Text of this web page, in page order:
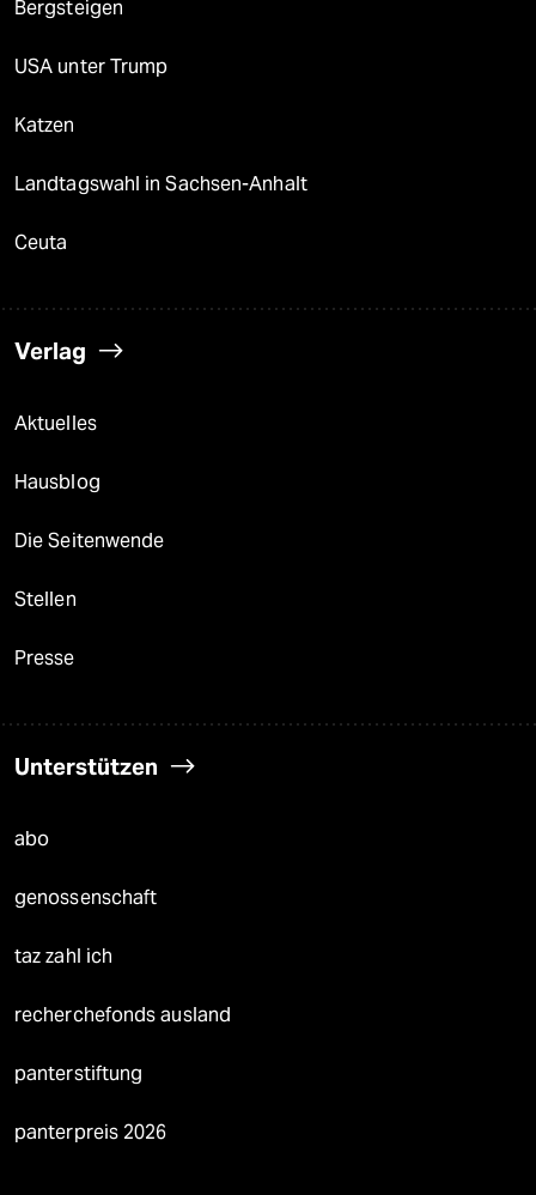
Bergsteigen
USA unter Trump
Katzen
Landtagswahl in Sachsen-Anhalt
Ceuta
Verlag
Aktuelles
Hausblog
Die Seitenwende
Stellen
Presse
Unterstützen
abo
genossenschaft
taz zahl ich
recherchefonds ausland
panterstiftung
panterpreis 2026